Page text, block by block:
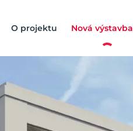
O projektu Nová výstavba